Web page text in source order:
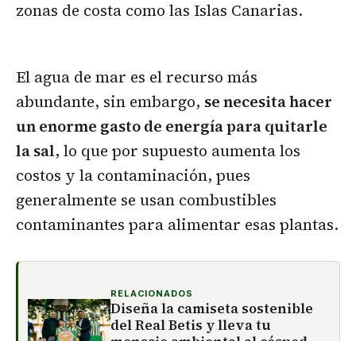
zonas de costa como las Islas Canarias.
El agua de mar es el recurso más
abundante, sin embargo, se necesita hacer
un enorme gasto de energía para quitarle
la sal, lo que por supuesto aumenta los
costos y la contaminación, pues
generalmente se usan combustibles
contaminantes para alimentar esas plantas.
RELACIONADOS
Diseña la camiseta sostenible
del Real Betis y lleva tu